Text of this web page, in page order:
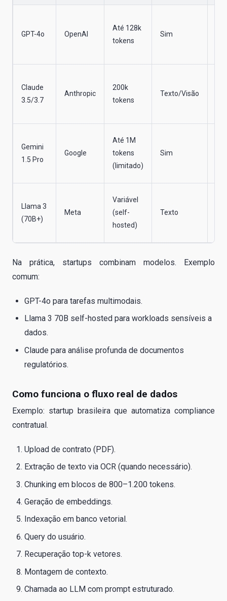
GPT-4o OpenAI
Até 128k
tokens
Sim
Claude
3.5/3.7
Anthropic
200k
tokens
Texto/Visão
Gemini
1.5 Pro
Google
Até 1M
tokens
(limitado)
Sim
Llama 3
(70B+)
Meta
Variável
(self-
hosted)
Texto
Na prática, startups combinam modelos. Exemplo
comum:
GPT-4o para tarefas multimodais.
Llama 3 70B self-hosted para workloads sensíveis a
dados.
Claude para análise profunda de documentos
regulatórios.
Como funciona o fluxo real de dados
Exemplo: startup brasileira que automatiza compliance
contratual.
Upload de contrato (PDF).
Extração de texto via OCR (quando necessário).
Chunking em blocos de 800–1.200 tokens.
Geração de embeddings.
Indexação em banco vetorial.
Query do usuário.
Recuperação top-k vetores.
Montagem de contexto.
Chamada ao LLM com prompt estruturado.